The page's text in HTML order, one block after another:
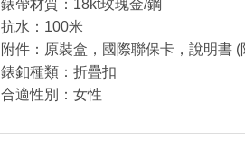
錶帶材質：18kt玫瑰金/鋼
抗水：100米
附件：原裝盒，國際聯保卡，說明書 (
錶釦種類：折疊扣
合適性別：女性